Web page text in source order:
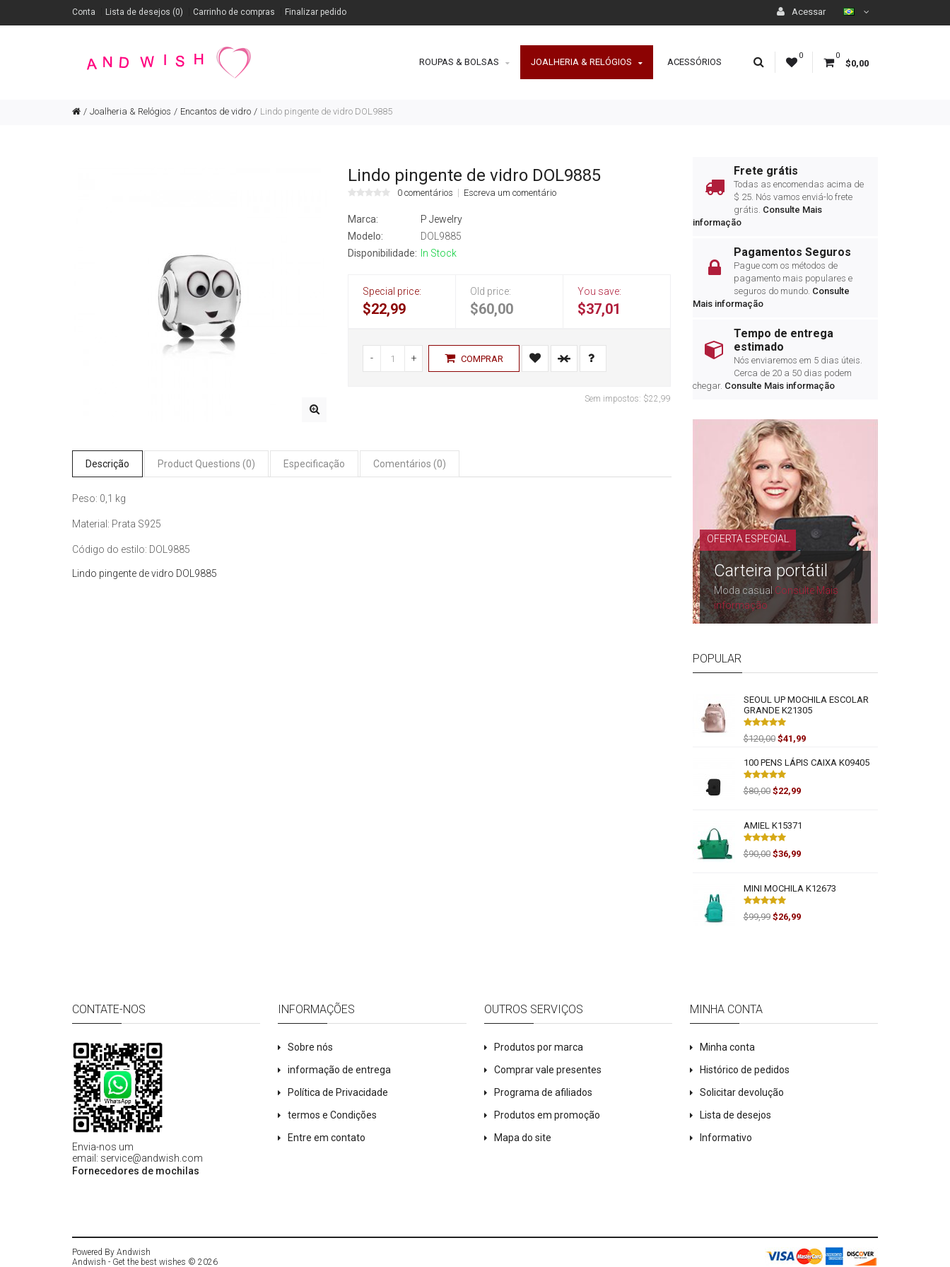
Acessar
Conta Lista de desejos (0) Carrinho de compras Finalizar pedido
0 0
$0,00
ROUPAS & BOLSAS JOALHERIA & RELÓGIOS ACESSÓRIOS
Joalheria & Relógios Encantos de vidro Lindo pingente de vidro DOL9885
Lindo pingente de vidro DOL9885
0 comentários Escreva um comentário
Marca:
P Jewelry
Modelo:
DOL9885
Disponibilidade:
In Stock
Special price:
$22,99
Old price:
$60,00
You save:
$37,01
- + COMPRAR
Sem impostos: $22,99
Descrição Product Questions (0) Especificação Comentários (0)
Peso: 0,1 kg
Material: Prata S925
Código do estilo: DOL9885
Lindo pingente de vidro DOL9885
Frete grátis
Todas as encomendas acima de
$ 25. Nós vamos enviá-lo frete
grátis. Consulte Mais
informação
Pagamentos Seguros
Pague com os métodos de
pagamento mais populares e
seguros do mundo. Consulte
Mais informação
Tempo de entrega
estimado
Nós enviaremos em 5 dias úteis.
Cerca de 20 a 50 dias podem
chegar. Consulte Mais informação
OFERTA ESPECIAL
Carteira portátil
Moda casualConsulte Mais
informação
POPULAR
SEOUL UP MOCHILA ESCOLAR
GRANDE K21305
$120,00 $41,99
100 PENS LÁPIS CAIXA K09405
$80,00 $22,99
AMIEL K15371
$90,00 $36,99
MINI MOCHILA K12673
$99,99 $26,99
CONTATE-NOS
Envia-nos um
email : service@andwish.com
Fornecedores de mochilas
INFORMAÇÕES
Sobre nós
informação de entrega
Política de Privacidade
termos e Condições
Entre em contato
OUTROS SERVIÇOS
Produtos por marca
Comprar vale presentes
Programa de afiliados
Produtos em promoção
Mapa do site
MINHA CONTA
Minha conta
Histórico de pedidos
Solicitar devolução
Lista de desejos
Informativo
Powered By Andwish
Andwish - Get the best wishes © 2026